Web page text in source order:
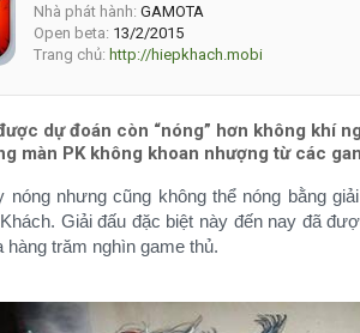
Nhà phát hành: GAMOTA
Open beta: 13/2/2015
Trang chủ: http://hiepkhach.mobi
dự đoán còn “nóng” hơn không khí
màn PK không khoan nhượng từ các
nóng nhưng cũng không thể nóng bằng
Giải đấu đặc biệt này đến nay đã
trăm nghìn game thủ.